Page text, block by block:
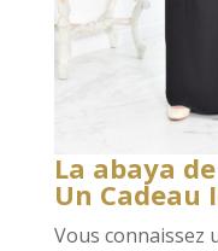
La abaya
Un Cadeau
Vous connaissez